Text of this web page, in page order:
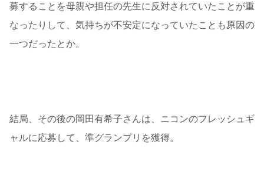
募することを母親や担任の先生に反対されていたことが重
なったりして、気持ちが不安定になっていたことも原因の
一つだったとか。
結局、その後の岡田有希子さんは、ニコンのフレッシュギ
ャルに応募して、準グランプリを獲得。